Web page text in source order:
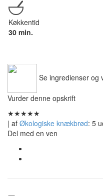
Køkkentid
30 min.
Se ingredienser og
Vurder denne opskrift
★★★★★
| af Økologiske knækbrød: 5
Del med en ven